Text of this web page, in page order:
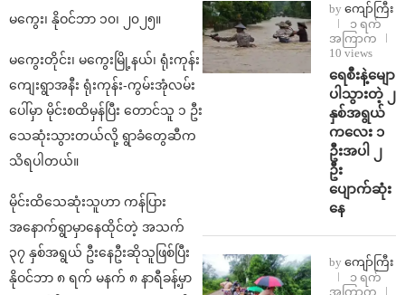
မကွေး၊ နိုဝင်ဘာ ၁၀၊ ၂၀၂၅။
မကွေးတိုင်း၊ မကွေးမြို့နယ်၊ ရုံးကုန်း
ကျေးရွာအနီး ရုံးကုန်း-ကွမ်းအုံလမ်း
ပေါ်မှာ မိုင်းစထိမှန်ပြီး တောင်သူ ၁ ဦး
သေဆုံးသွားတယ်လို့ ရွာခံတွေဆီက
သိရပါတယ်။
မိုင်းထိသေဆုံးသူဟာ ကန်ပြား
အနောက်ရွာမှာနေထိုင်တဲ့ အသက်
၃၇ နှစ်အရွယ် ဦးနေဦးဆိုသူဖြစ်ပြီး
နိုဝင်ဘာ ၈ ရက် မနက် ၈ နာရီခန့်မှာ
by ကျော်ကြီး
၁ ရက်
အကြာက
10 views
ရေစီးနဲ့မျော
ပါသွားတဲ့ ၂
နှစ်အရွယ်
ကလေး ၁
ဦးအပါ ၂
ဦး
ပျောက်ဆုံး
နေ
by ကျော်ကြီး
၁ ရက်
အကြာက